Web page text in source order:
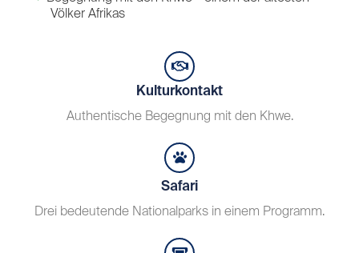
Völker Afrikas
Kulturkontakt
Authentische Begegnung mit den Khwe.
Safari
Drei bedeutende Nationalparks in einem Programm.